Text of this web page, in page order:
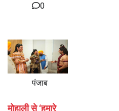
0
पंजाब
मोहाली से ‘हमारे